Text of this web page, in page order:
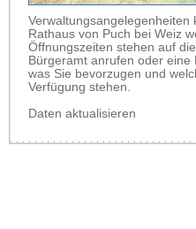
Verwaltungsangelegenheiten
Rathaus von Puch bei Weiz
Öffnungszeiten stehen auf
Bürgeramt anrufen oder eine
was Sie bevorzugen und
Verfügung stehen.
Daten aktualisieren